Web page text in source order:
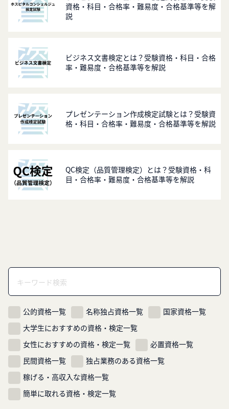
資格・科目・合格率・難易度・合格基準等を解
説
ビジネス文書検定とは？受験資格・科目・合格
率・難易度・合格基準等を解説
プレゼンテーション作成検定試験とは？受験資
格・科目・合格率・難易度・合格基準等を解説
QC検定（品質管理検定）とは？受験資格・科
目・合格率・難易度・合格基準等を解説
公的資格一覧 名称独占資格一覧
国家資格一覧
大学生におすすめの資格・検定一覧
女性におすすめの資格・検定一覧
必置資格一覧
民間資格一覧
独占業務のある資格一覧
稼げる・高収入な資格一覧
簡単に取れる資格・検定一覧